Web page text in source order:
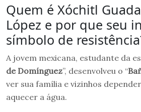
Quem é Xóchitl
López e por que seu
símbolo de
A jovem mexicana, estudante da
de Domínguez”, desenvolveu o “
ver sua família e vizinhos
aquecer a água.